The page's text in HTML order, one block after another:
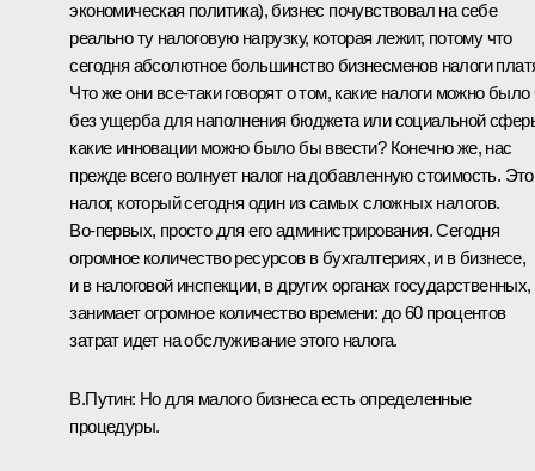
экономическая политика), бизнес почувствовал на себе
реально ту налоговую нагрузку, которая лежит, потому что
сегодня абсолютное большинство бизнесменов налоги
Что же они все‑таки говорят о том, какие налоги можно
без ущерба для наполнения бюджета или социальной
какие инновации можно было бы ввести? Конечно же, нас
прежде всего волнует налог на добавленную стоимость. Это
налог, который сегодня один из самых сложных налогов.
Во‑первых, просто для его администрирования. Сегодня
огромное количество ресурсов в бухгалтериях, и в бизнесе,
и в налоговой инспекции, в других органах государственных,
занимает огромное количество времени: до 60 процентов
затрат идет на обслуживание этого налога.
В.Путин: Но для малого бизнеса есть определенные
процедуры.